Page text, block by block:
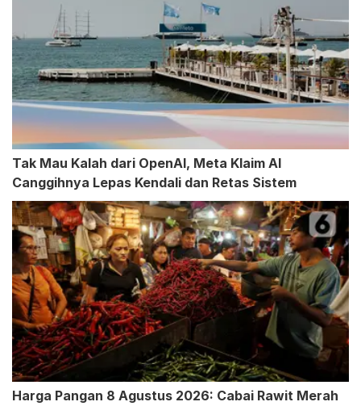
Tak Mau Kalah dari OpenAI, Meta Klaim AI
Canggihnya Lepas Kendali dan Retas Sistem
Harga Pangan 8 Agustus 2026: Cabai Rawit Merah